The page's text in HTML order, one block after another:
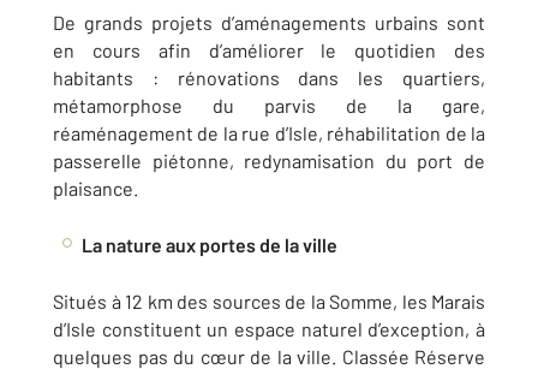
De grands projets d’aménagements urbains sont
en cours afin d’améliorer le quotidien des
habitants : rénovations dans les quartiers,
métamorphose du parvis de la gare,
réaménagement de la rue d’Isle, réhabilitation de la
passerelle piétonne, redynamisation du port de
plaisance.
La nature aux portes de la ville
Situés à 12 km des sources de la Somme, les Marais
d’Isle constituent un espace naturel d’exception, à
quelques pas du cœur de la ville. Classée Réserve